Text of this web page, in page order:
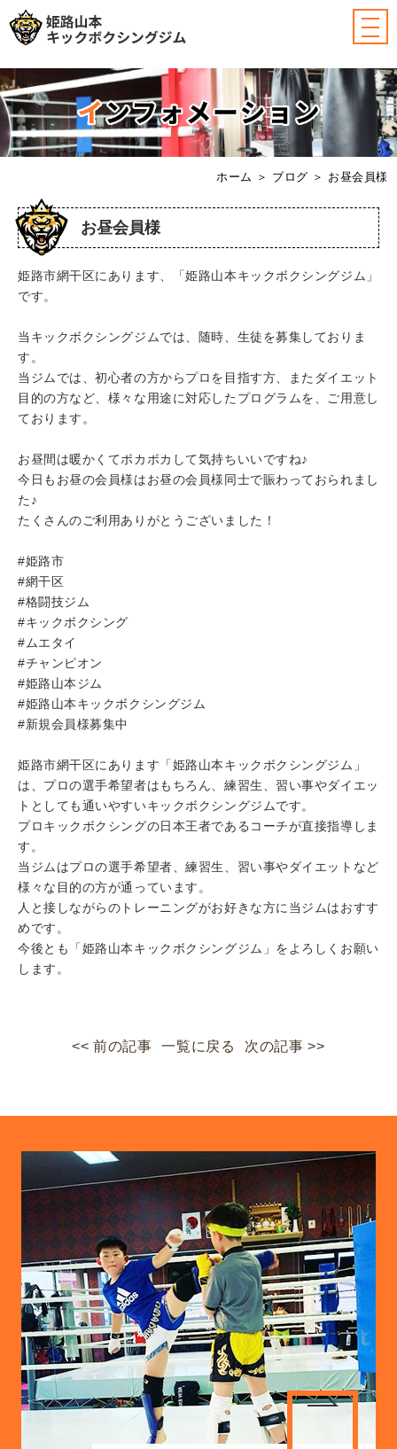
ホーム ＞ ブログ ＞ お昼会員様
お昼会員様
姫路市網干区にあります、「姫路山本キックボクシングジム」
です。
当キックボクシングジムでは、随時、生徒を募集しておりま
す。
当ジムでは、初心者の方からプロを目指す方、またダイエット
目的の方など、様々な用途に対応したプログラムを、ご用意し
ております。
お昼間は暖かくてポカポカして気持ちいいですね♪
今日もお昼の会員様はお昼の会員様同士で賑わっておられまし
た♪
たくさんのご利用ありがとうございました！
#姫路市
#網干区
#格闘技ジム
#キックボクシング
#ムエタイ
#チャンピオン
#姫路山本ジム
#姫路山本キックボクシングジム
#新規会員様募集中
姫路市網干区にあります「姫路山本キックボクシングジム」
は、プロの選手希望者はもちろん、練習生、習い事やダイエッ
トとしても通いやすいキックボクシングジムです。
プロキックボクシングの日本王者であるコーチが直接指導しま
す。
当ジムはプロの選手希望者、練習生、習い事やダイエットなど
様々な目的の方が通っています。
人と接しながらのトレーニングがお好きな方に当ジムはおすす
めです。
今後とも「姫路山本キックボクシングジム」をよろしくお願い
します。
<< 前の記事 一覧に戻る 次の記事 >>